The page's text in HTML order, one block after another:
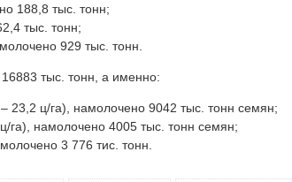
188,8 тыс. тонн;
тыс. тонн;
929 тыс. тонн.
тыс. тонн, а именно:
23,2 ц/га), намолочено 9042 тыс. тонн семян;
га), намолочено 4005 тыс. тонн семян;
3 776 тис. тонн.